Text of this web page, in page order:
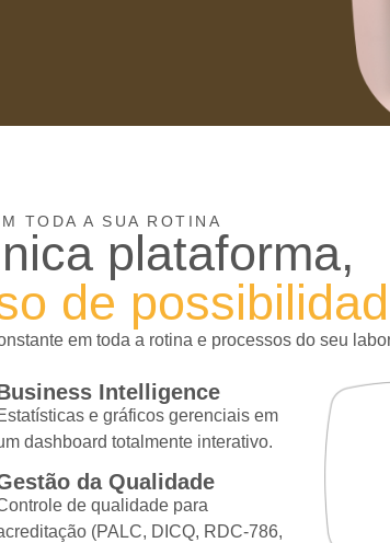
TODA A SUA ROTINA
plataforma,
de
em toda a rotina e processos do seu
Intelligence
e gráficos gerenciais em
dashboard totalmente interativo.
da Qualidade
de qualidade para
(PALC, DICQ, RDC-786,